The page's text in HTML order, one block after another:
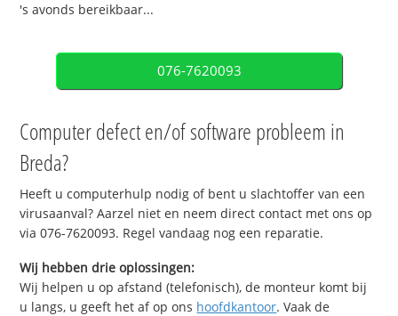
's avonds bereikbaar...
076-7620093
Computer defect en/of software probleem in
Breda?
Heeft u computerhulp nodig of bent u slachtoffer van een
virusaanval? Aarzel niet en neem direct contact met ons op
via 076-7620093. Regel vandaag nog een reparatie.
Wij hebben drie oplossingen:
Wij helpen u op afstand (telefonisch), de monteur komt bij
u langs, u geeft het af op ons hoofdkantoor. Vaak de